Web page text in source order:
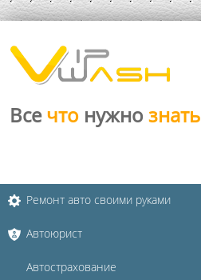
Все что нужно знать
Ремонт авто своими руками
Автоюрист
Автострахование